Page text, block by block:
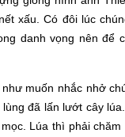
xấu. Có đôi lúc
danh vọng nên
muốn nhắc nhở
đã lấn lướt cây
Lúa thì phải